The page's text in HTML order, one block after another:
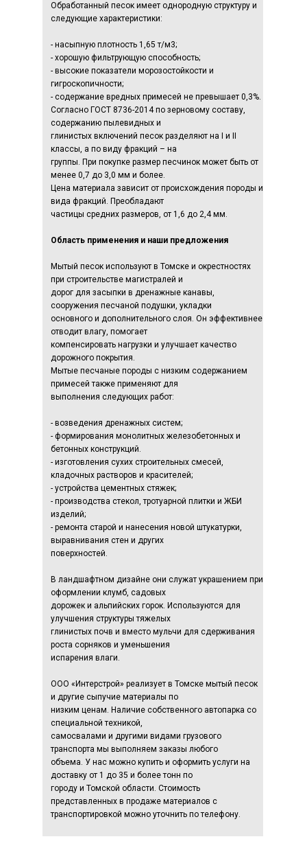
Обработанный песок имеет однородную структуру и
следующие характеристики:
- насыпную плотность 1,65 т/м3;
- хорошую фильтрующую способность;
- высокие показатели морозостойкости и
гигроскопичности;
- содержание вредных примесей не превышает 0,3%.
Согласно ГОСТ 8736-2014 по зерновому составу,
содержанию пылевидных и
глинистых включений песок разделяют на I и II
классы, а по виду фракций – на
группы. При покупке размер песчинок может быть от
менее 0,7 до 3,0 мм и более.
Цена материала зависит от происхождения породы и
вида фракций. Преобладают
частицы средних размеров, от 1,6 до 2,4 мм.
Область применения и наши предложения
Мытый песок используют в Томске и окрестностях
при строительстве магистралей и
дорог для засыпки в дренажные канавы,
сооружения песчаной подушки, укладки
основного и дополнительного слоя. Он эффективнее
отводит влагу, помогает
компенсировать нагрузки и улучшает качество
дорожного покрытия.
Мытые песчаные породы с низким содержанием
примесей также применяют для
выполнения следующих работ:
- возведения дренажных систем;
- формирования монолитных железобетонных и
бетонных конструкций.
- изготовления сухих строительных смесей,
кладочных растворов и красителей;
- устройства цементных стяжек;
- производства стекол, тротуарной плитки и ЖБИ
изделий;
- ремонта старой и нанесения новой штукатурки,
выравнивания стен и других
поверхностей.
В ландшафтном дизайне они служат украшением при
оформлении клумб, садовых
дорожек и альпийских горок. Используются для
улучшения структуры тяжелых
глинистых почв и вместо мульчи для сдерживания
роста сорняков и уменьшения
испарения влаги.
ООО «Интерстрой» реализует в Томске мытый песок
и другие сыпучие материалы по
низким ценам. Наличие собственного автопарка со
специальной техникой,
самосвалами и другими видами грузового
транспорта мы выполняем заказы любого
объема. У нас можно купить и оформить услуги на
доставку от 1 до 35 и более тонн по
городу и Томской области. Стоимость
представленных в продаже материалов с
транспортировкой можно уточнить по телефону.